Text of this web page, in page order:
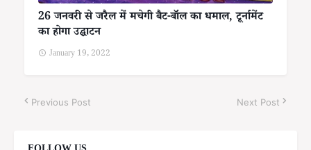
26 जनवरी से जरैल में मचेगी बैट-बॉल का धमाल, टूर्नामेंट
का होगा उद्घाटन
January 19, 2022
Previous Post Next Post